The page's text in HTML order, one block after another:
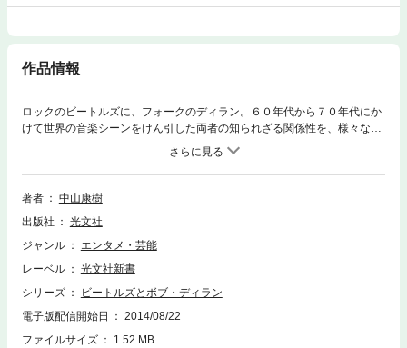
作品情報
ロックのビートルズに、フォークのディラン。６０年代から７０年代にか
けて世界の音楽シーンをけん引した両者の知られざる関係性を、様々なエ
著者
中山康樹
出版社
光文社
ジャンル
エンタメ・芸能
レーベル
光文社新書
シリーズ
ビートルズとボブ・ディラン
電子版配信開始日
2014/08/22
ファイルサイズ
1.52 MB